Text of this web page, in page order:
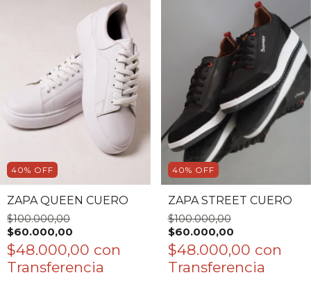
40% OFF
ZAPA QUEEN CUERO
$100.000,00
$60.000,00
$48.000,00 con
40% OFF
ZAPA STREET CUERO
$100.000,00
$60.000,00
$48.000,00 con